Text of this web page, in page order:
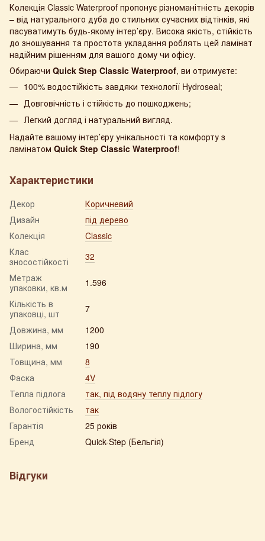
Колекція Classic Waterproof пропонує різноманітність декорів
– від натурального дуба до стильних сучасних відтінків, які
пасуватимуть будь-якому інтер’єру. Висока якість, стійкість
до зношування та простота укладання роблять цей ламінат
надійним рішенням для вашого дому чи офісу.
Обираючи Quick Step Classic Waterproof, ви отримуєте:
100% водостійкість завдяки технології Hydroseal;
Довговічність і стійкість до пошкоджень;
Легкий догляд і натуральний вигляд.
Надайте вашому інтер’єру унікальності та комфорту з
ламінатом Quick Step Classic Waterproof!
Характеристики
Декор
Коричневий
Дизайн
під дерево
Колекція
Classic
Клас
зносостійкості
32
Метраж
упаковки, кв.м
1.596
Кількість в
упаковці, шт
7
Довжина, мм
1200
Ширина, мм
190
Товщина, мм
8
Фаска
4V
Тепла підлога
так, під водяну теплу підлогу
Вологостійкість
так
Гарантія
25 років
Бренд
Quick-Step (Бельгія)
Відгуки